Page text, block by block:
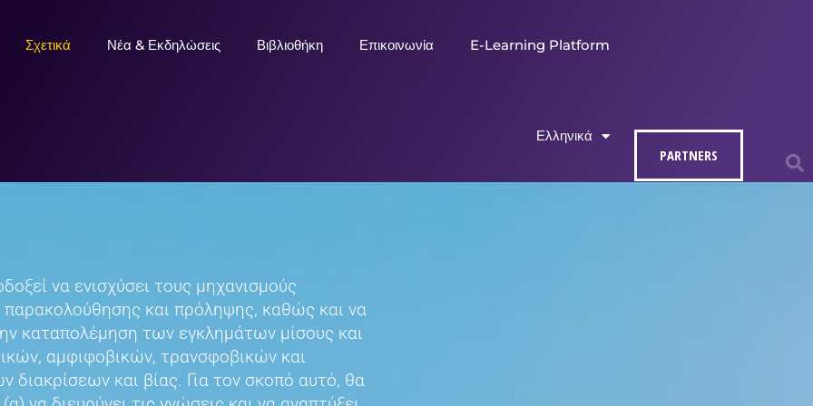
Σχετικά Νέα & Εκδηλώσεις Βιβλιοθήκη Επικοινωνία E-Learning Platform
Ελληνικά
PARTNERS
να ενισχύσει τους μηχανισμούς
παρακολούθησης και πρόληψης, καθώς και να
καταπολέμηση των εγκλημάτων μίσους και
αμφιφοβικών, τρανσφοβικών και
διακρίσεων και βίας. Για τον σκοπό αυτό, θα